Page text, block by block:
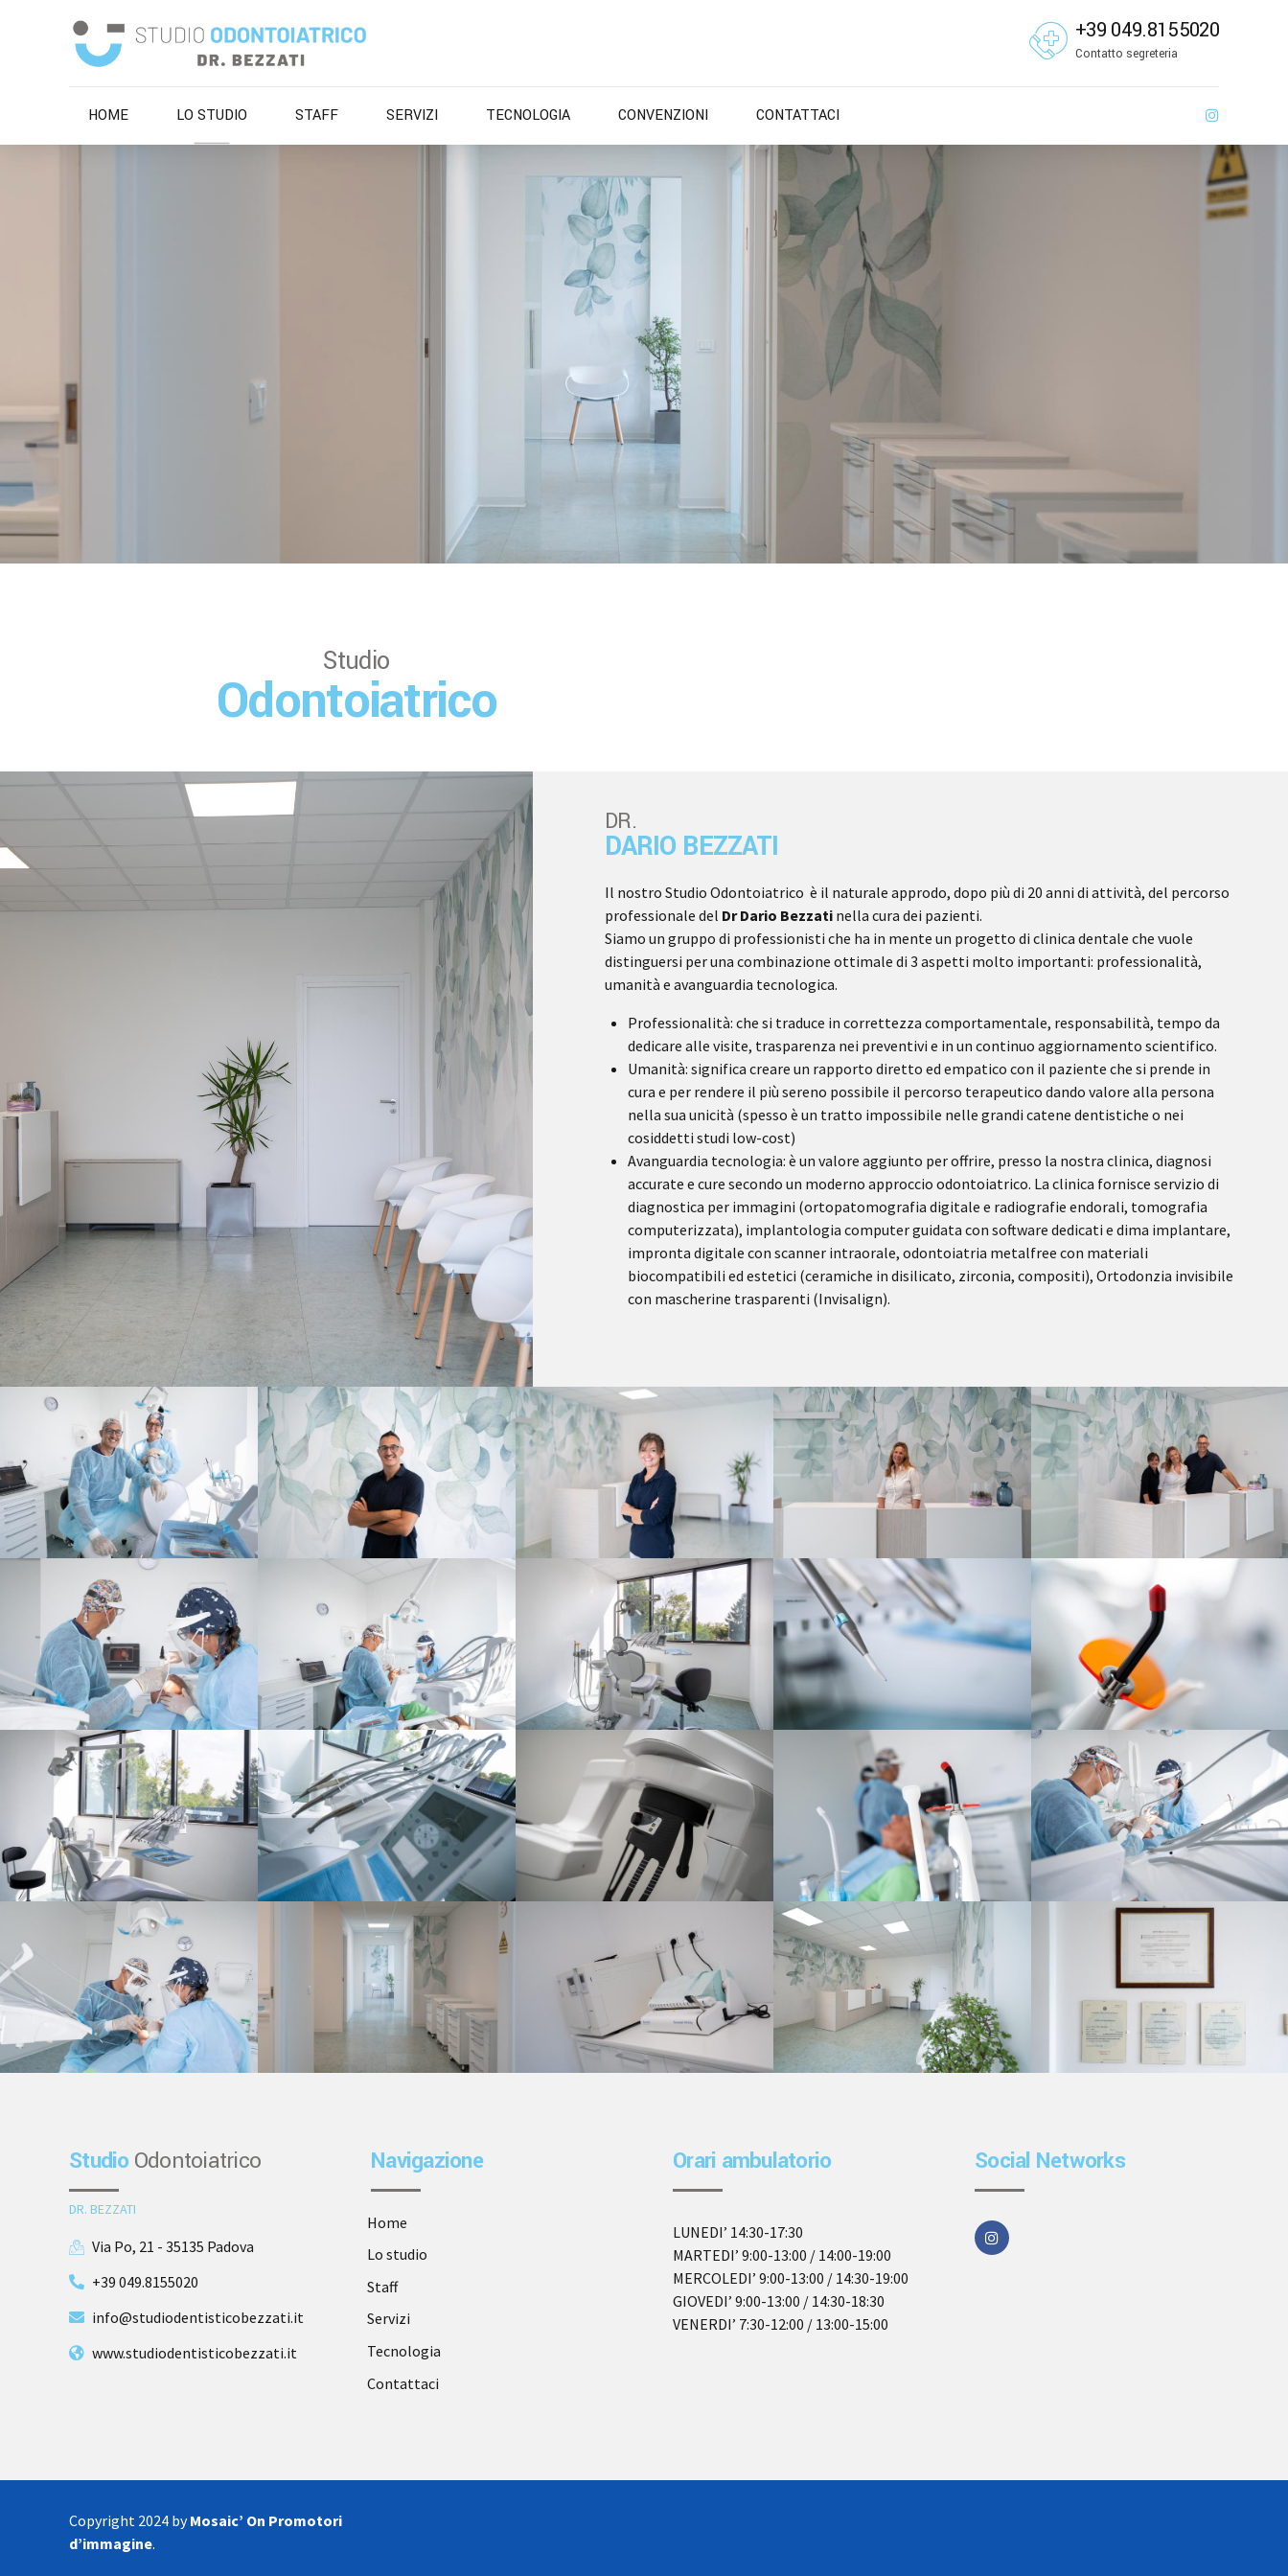
+39 049.8155020
Contatto segreteria
HOME LO STUDIO STAFF SERVIZI TECNOLOGIA CONVENZIONI CONTATTACI
Studio
Odontoiatrico
DR.
DARIO BEZZATI
Il nostro Studio Odontoiatrico è il naturale approdo, dopo più di 20 anni di attività, del percorso
professionale del Dr Dario Bezzatinella cura dei pazienti.
Siamo un gruppo di professionisti che ha in mente un progetto di clinica dentale che vuole
distinguersi per una combinazione ottimale di 3 aspetti molto importanti: professionalità,
umanità e avanguardia tecnologica.
Professionalità: che si traduce in correttezza comportamentale, responsabilità, tempo da
dedicare alle visite, trasparenza nei preventivi e in un continuo aggiornamento scientifico.
Umanità: significa creare un rapporto diretto ed empatico con il paziente che si prende in
cura e per rendere il più sereno possibile il percorso terapeutico dando valore alla persona
nella sua unicità (spesso è un tratto impossibile nelle grandi catene dentistiche o nei
cosiddetti studi low-cost)
Avanguardia tecnologia: è un valore aggiunto per offrire, presso la nostra clinica, diagnosi
accurate e cure secondo un moderno approccio odontoiatrico. La clinica fornisce servizio di
diagnostica per immagini (ortopatomografia digitale e radiografie endorali, tomografia
computerizzata), implantologia computer guidata con software dedicati e dima implantare,
impronta digitale con scanner intraorale, odontoiatria metalfree con materiali
biocompatibili ed estetici (ceramiche in disilicato, zirconia, compositi), Ortodonzia invisibile
con mascherine trasparenti (Invisalign).
Studio Odontoiatrico
DR. BEZZATI
Via Po, 21 - 35135 Padova
+39 049.8155020
info@studiodentisticobezzati.it
www.studiodentisticobezzati.it
Navigazione
Home
Lo studio
Staff
Servizi
Tecnologia
Contattaci
Orari ambulatorio
LUNEDI’ 14:30-17:30
MARTEDI’ 9:00-13:00 / 14:00-19:00
MERCOLEDI’ 9:00-13:00 / 14:30-19:00
GIOVEDI’ 9:00-13:00 / 14:30-18:30
VENERDI’ 7:30-12:00 / 13:00-15:00
Social Networks
Copyright 2024 byMosaic’ On Promotori
d’immagine.